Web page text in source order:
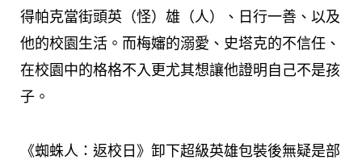
得帕克當街頭英（怪）雄（人）、日行一善、以及
他的校園生活。而梅嬸的溺愛、史塔克的不信任、
在校園中的格格不入更尤其想讓他證明自己不是孩
子。
《蜘蛛人：返校日》卸下超級英雄包裝後無疑是部